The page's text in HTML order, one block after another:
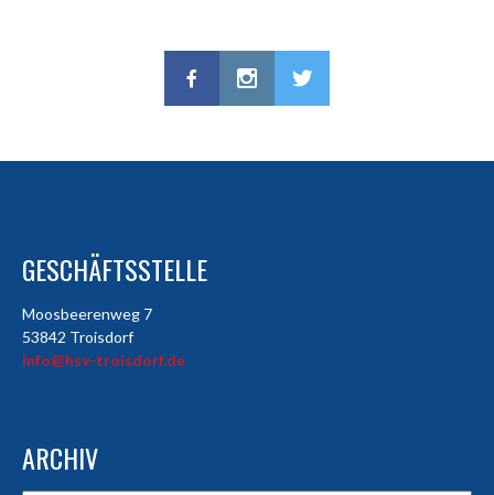
GESCHÄFTSSTELLE
Moosbeerenweg 7
53842 Troisdorf
info@hsv-troisdorf.de
ARCHIV